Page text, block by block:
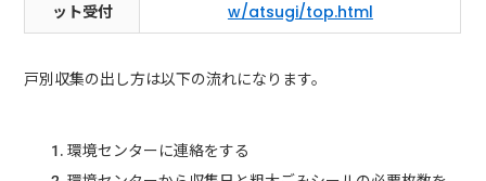
ット受付
w/atsugi/top.html
戸別収集の出し方は以下の流れになります。
環境センターに連絡をする